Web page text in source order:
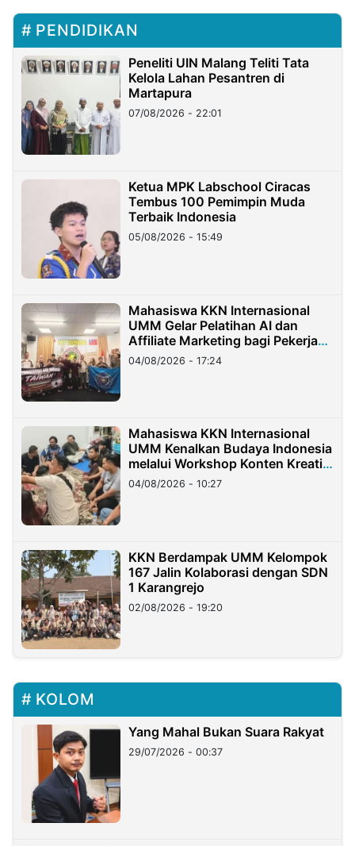
PENDIDIKAN
Peneliti UIN Malang Teliti Tata
Kelola Lahan Pesantren di
Martapura
07/08/2026 - 22:01
Ketua MPK Labschool Ciracas
Tembus 100 Pemimpin Muda
Terbaik Indonesia
05/08/2026 - 15:49
Mahasiswa KKN Internasional
UMM Gelar Pelatihan AI dan
Affiliate Marketing bagi Pekerja
Migran Indonesia di Taiwan
04/08/2026 - 17:24
Mahasiswa KKN Internasional
UMM Kenalkan Budaya Indonesia
melalui Workshop Konten Kreatif
di Taiwan
04/08/2026 - 10:27
KKN Berdampak UMM Kelompok
167 Jalin Kolaborasi dengan SDN
1 Karangrejo
02/08/2026 - 19:20
KOLOM
Yang Mahal Bukan Suara Rakyat
29/07/2026 - 00:37